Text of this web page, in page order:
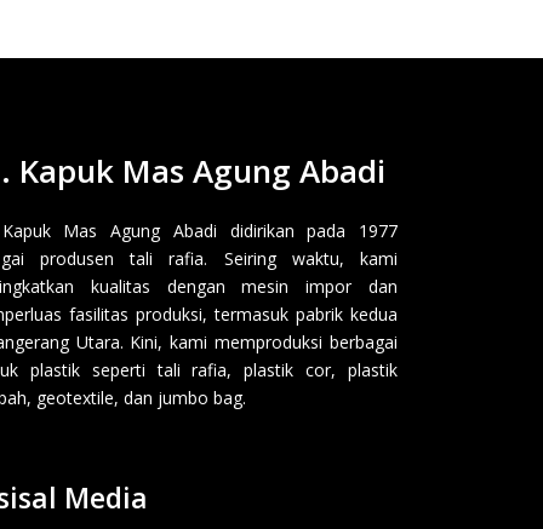
Kapuk Mas Agung Abadi
Mas Agung Abadi didirikan pada 1977
produsen tali rafia. Seiring waktu, kami
kualitas dengan mesin impor dan
fasilitas produksi, termasuk pabrik kedua
Utara. Kini, kami memproduksi berbagai
plastik seperti tali rafia, plastik cor, plastik
geotextile, dan jumbo bag.
Media